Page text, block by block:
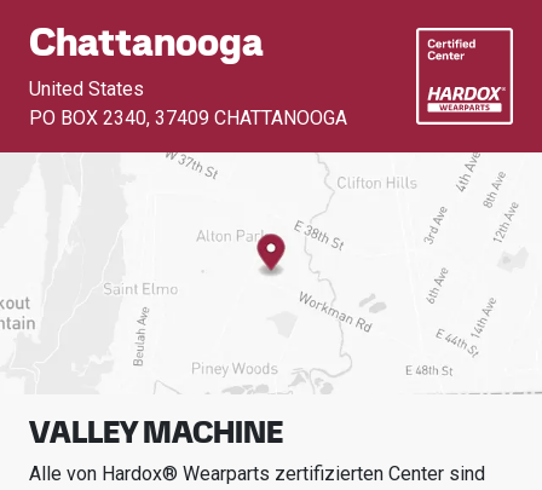
Chattanooga
United States
PO BOX 2340, 37409 CHATTANOOGA
VALLEY MACHINE
Alle von Hardox® Wearparts zertifizierten Center sind